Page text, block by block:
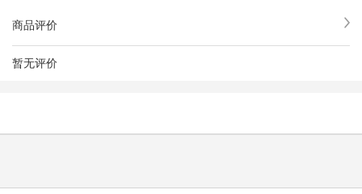
商品评价
暂无评价